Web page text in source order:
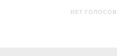
НЕТ ГОЛОСОВ